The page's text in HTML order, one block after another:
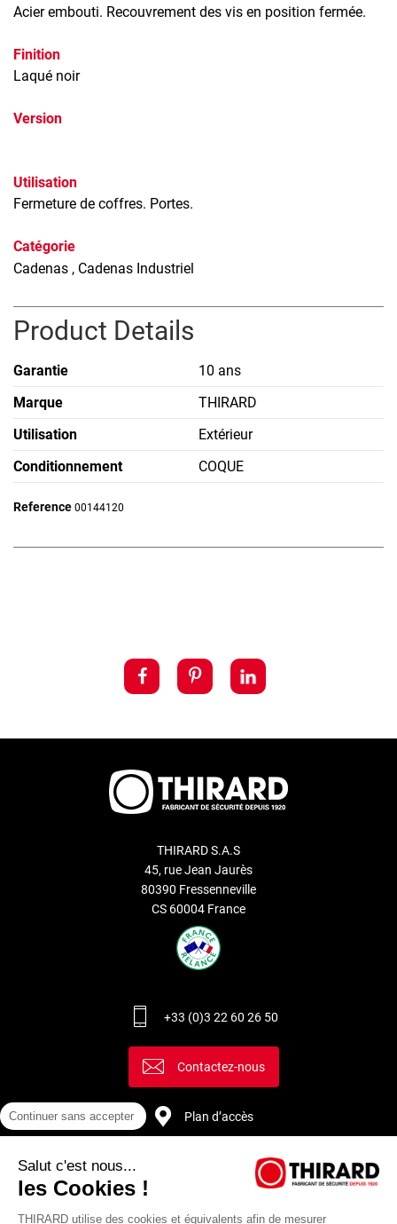
Acier embouti. Recouvrement des vis en position fermée.
Finition
Laqué noir
Version
Utilisation
Fermeture de coffres. Portes.
Catégorie
Cadenas , Cadenas Industriel
Product Details
Garantie
10 ans
Marque
THIRARD
Utilisation
Extérieur
Conditionnement
COQUE
Reference 00144120
THIRARD S.A.S
45, rue Jean Jaurès
80390 Fressenneville
CS 60004 France
+33 (0)3 22 60 26 50
Contactez-nous
Plan d’accès
Continuer sans accepter
Salut c'est nous...
les Cookies !
THIRARD utilise des cookies et équivalents afin de mesurer